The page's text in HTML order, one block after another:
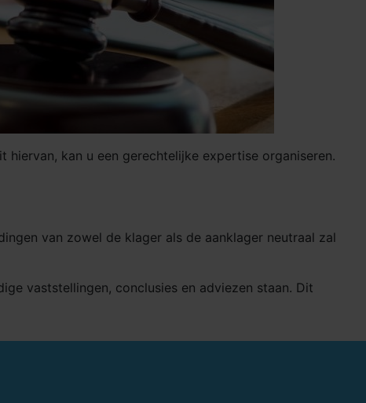
kan u een gerechtelijke expertise organiseren.
van zowel de klager als de aanklager neutraal zal
vaststellingen, conclusies en adviezen staan. Dit